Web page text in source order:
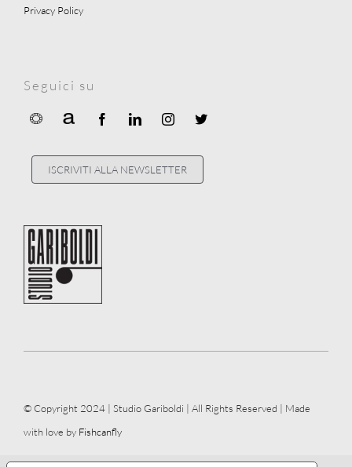
Privacy Policy
Seguici su
ISCRIVITI ALLA NEWSLETTER
© Copyright 2024 | Studio Gariboldi | All Rights Reserved | Made
with love by Fishcanfly